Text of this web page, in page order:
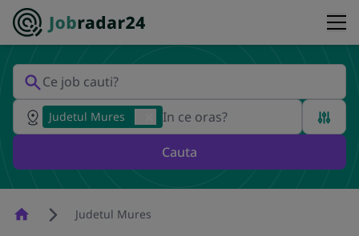
Judetul Mures
Cauta
HomepageJudetul Mures